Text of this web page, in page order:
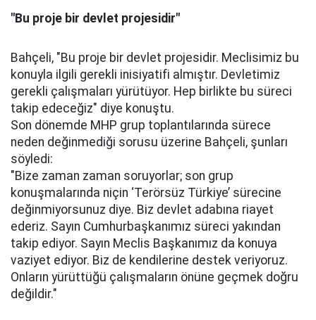
"Bu proje bir devlet projesidir"
Bahçeli, "Bu proje bir devlet projesidir. Meclisimiz bu
konuyla ilgili gerekli inisiyatifi almıştır. Devletimiz
gerekli çalışmaları yürütüyor. Hep birlikte bu süreci
takip edeceğiz" diye konuştu.
Son dönemde MHP grup toplantılarında sürece
neden değinmediği sorusu üzerine Bahçeli, şunları
söyledi:
"Bize zaman zaman soruyorlar; son grup
konuşmalarında niçin ‘Terörsüz Türkiye’ sürecine
değinmiyorsunuz diye. Biz devlet adabına riayet
ederiz. Sayın Cumhurbaşkanımız süreci yakından
takip ediyor. Sayın Meclis Başkanımız da konuya
vaziyet ediyor. Biz de kendilerine destek veriyoruz.
Onların yürüttüğü çalışmaların önüne geçmek doğru
değildir."